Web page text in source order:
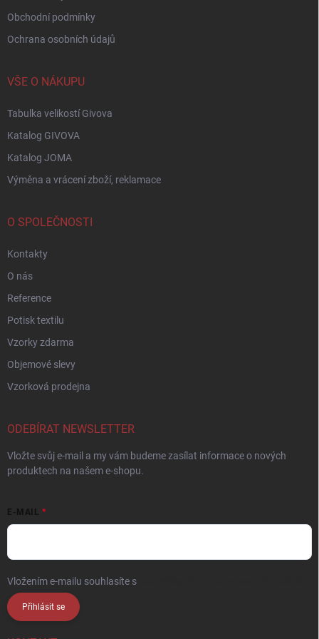
Obchodní podmínky
Ochrana osobních údajů
VŠE O NÁKUPU
Tabulka velikostí Givova
Katalog GIVOVA
Katalog JOMA
Výměna a vrácení zboží, reklamace
O SPOLEČNOSTI
Kontakty
O nás
Reference
Potisk textilu
Vzorky zdarma
Objemové slevy
Vzorková prodejna
ODEBÍRAT NEWSLETTER
Vložte svůj e-mail a my vám budeme zasílat informace o nových
produktech na našem e-shopu.
E-MAIL
Vložením e-mailu souhlasíte s
Přihlásit se